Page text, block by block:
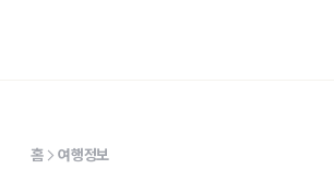
홈 여행정보